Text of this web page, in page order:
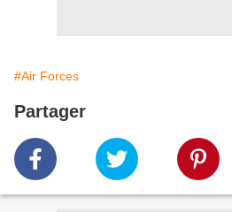
#Air Forces
Partager